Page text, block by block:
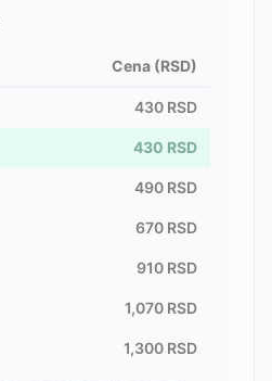
Cena (RSD)
430 RSD
430 RSD
490 RSD
670 RSD
910 RSD
1,070 RSD
1,300 RSD